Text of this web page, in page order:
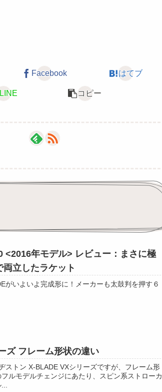
Facebook はてブ
LINE コピー
<2016年モデル> レビュー：まさに極
立したラケット
いよいよ完成形に！メーカーも太鼓判を押す６
ズ フレーム形状の違い
トン X-BLADE VXシリーズですが、フレーム形
ルモデルチェンジにあたり、スピン系ストローカ